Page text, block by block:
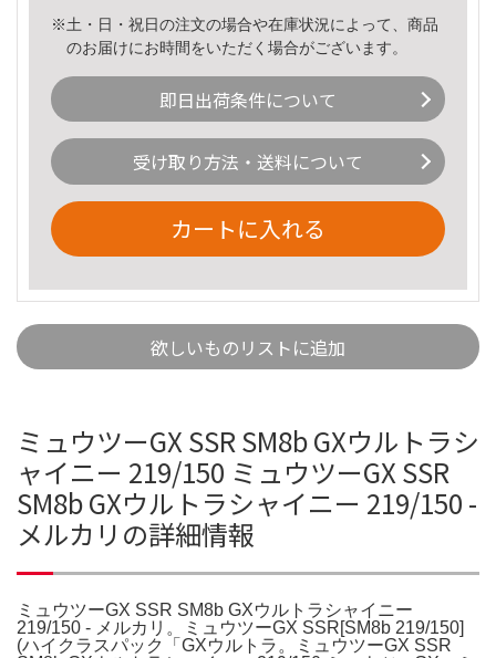
※土・日・祝日の注文の場合や在庫状況によって、商品
のお届けにお時間をいただく場合がございます。
即日出荷条件について
受け取り方法・送料について
カートに入れる
欲しいものリストに追加
ミュウツーGX SSR SM8b GXウルトラシ
ャイニー 219/150 ミュウツーGX SSR
SM8b GXウルトラシャイニー 219/150 -
メルカリの詳細情報
ミュウツーGX SSR SM8b GXウルトラシャイニー
219/150 - メルカリ。ミュウツーGX SSR[SM8b 219/150]
(ハイクラスパック「GXウルトラ。ミュウツーGX SSR